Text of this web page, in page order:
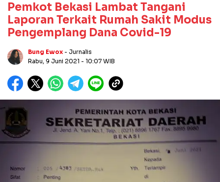
Pemkot Bekasi Lambat Tangani
Laporan Terkait Rumah Sakit Modus
Pengemplang Dana Covid-19
Bung Ewox - Jurnalis
Rabu, 9 Juni 2021 - 10:07 WIB